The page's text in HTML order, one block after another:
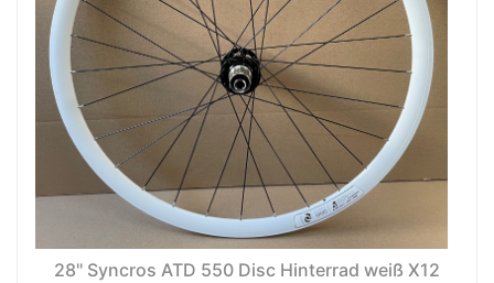
28" Syncros ATD 550 Disc Hinterrad weiß X12